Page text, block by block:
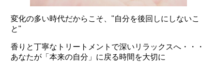
変化の多い時代だからこそ、"自分を後回しにしないこ
と"
香りと丁寧なトリートメントで深いリラックスへ・・・
あなたが「本来の自分」に戻る時間を大切に